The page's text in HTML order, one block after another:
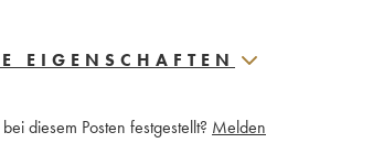
EIGENSCHAFTEN
diesem Posten festgestellt? Melden